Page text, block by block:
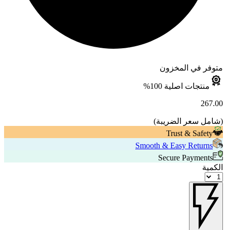
متوفر في المخزون
منتجات اصلية 100%
267.00
(شامل سعر الضريبة)
Trust & Safety
Smooth & Easy Returns
Secure Payments
الكمية